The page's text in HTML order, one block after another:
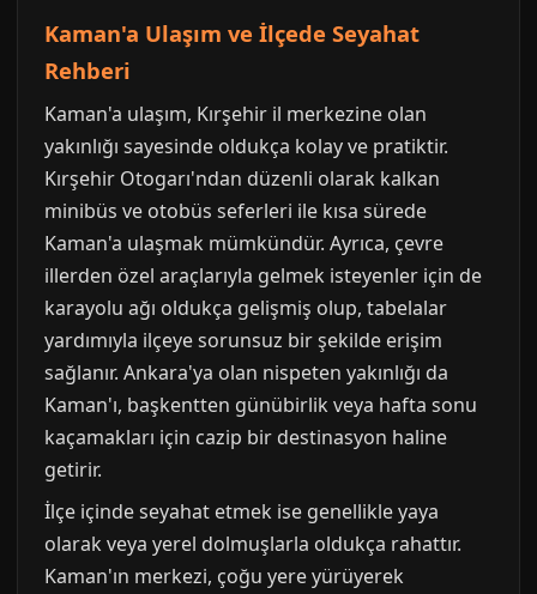
Kaman'a Ulaşım ve İlçede Seyahat
Rehberi
Kaman'a ulaşım, Kırşehir il merkezine olan
yakınlığı sayesinde oldukça kolay ve pratiktir.
Kırşehir Otogarı'ndan düzenli olarak kalkan
minibüs ve otobüs seferleri ile kısa sürede
Kaman'a ulaşmak mümkündür. Ayrıca, çevre
illerden özel araçlarıyla gelmek isteyenler için de
karayolu ağı oldukça gelişmiş olup, tabelalar
yardımıyla ilçeye sorunsuz bir şekilde erişim
sağlanır. Ankara'ya olan nispeten yakınlığı da
Kaman'ı, başkentten günübirlik veya hafta sonu
kaçamakları için cazip bir destinasyon haline
getirir.
İlçe içinde seyahat etmek ise genellikle yaya
olarak veya yerel dolmuşlarla oldukça rahattır.
Kaman'ın merkezi, çoğu yere yürüyerek